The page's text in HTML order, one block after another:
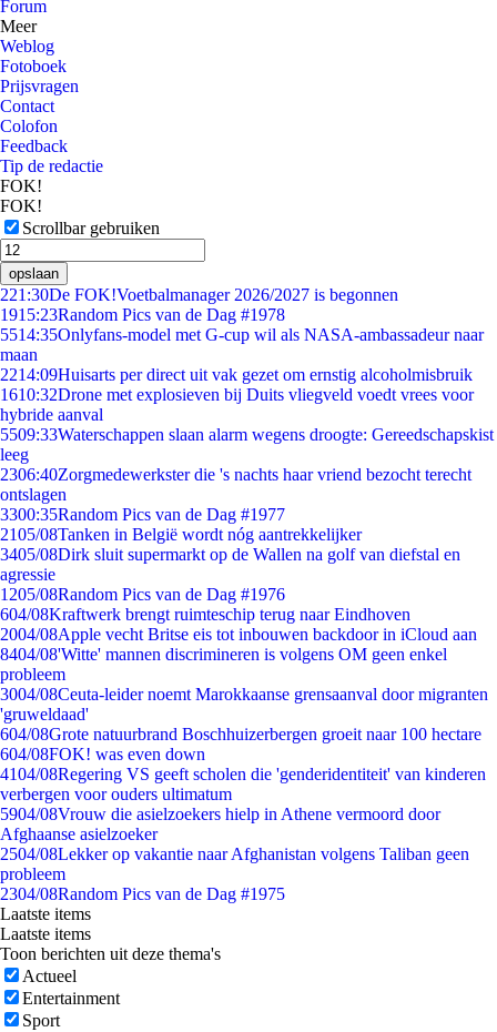
Forum
Meer
Weblog
Fotoboek
Prijsvragen
Contact
Colofon
Feedback
Tip de redactie
FOK!
FOK!
Scrollbar gebruiken
opslaan
221:30De FOK!Voetbalmanager 2026/2027 is begonnen
1915:23Random Pics van de Dag #1978
5514:35Onlyfans-model met G-cup wil als NASA-ambassadeur naar
maan
2214:09Huisarts per direct uit vak gezet om ernstig alcoholmisbruik
1610:32Drone met explosieven bij Duits vliegveld voedt vrees voor
hybride aanval
5509:33Waterschappen slaan alarm wegens droogte: Gereedschapskist
leeg
2306:40Zorgmedewerkster die 's nachts haar vriend bezocht terecht
ontslagen
3300:35Random Pics van de Dag #1977
2105/08Tanken in België wordt nóg aantrekkelijker
3405/08Dirk sluit supermarkt op de Wallen na golf van diefstal en
agressie
1205/08Random Pics van de Dag #1976
604/08Kraftwerk brengt ruimteschip terug naar Eindhoven
2004/08Apple vecht Britse eis tot inbouwen backdoor in iCloud aan
8404/08'Witte' mannen discrimineren is volgens OM geen enkel
probleem
3004/08Ceuta-leider noemt Marokkaanse grensaanval door migranten
'gruweldaad'
604/08Grote natuurbrand Boschhuizerbergen groeit naar 100 hectare
604/08FOK! was even down
4104/08Regering VS geeft scholen die 'genderidentiteit' van kinderen
verbergen voor ouders ultimatum
5904/08Vrouw die asielzoekers hielp in Athene vermoord door
Afghaanse asielzoeker
2504/08Lekker op vakantie naar Afghanistan volgens Taliban geen
probleem
2304/08Random Pics van de Dag #1975
Laatste items
Laatste items
Toon berichten uit deze thema's
Actueel
Entertainment
Sport